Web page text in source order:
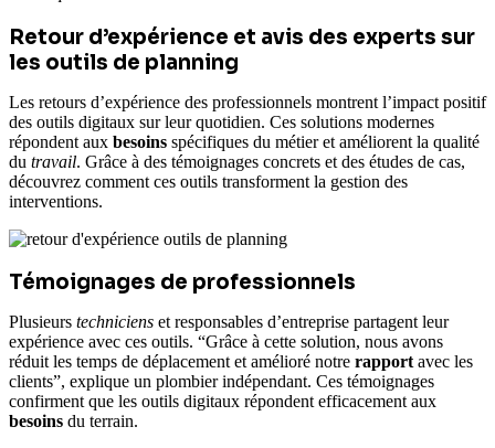
Retour d’expérience et avis des experts sur
les outils de planning
Les retours d’expérience des professionnels montrent l’impact positif
des outils digitaux sur leur quotidien. Ces solutions modernes
répondent aux besoins spécifiques du métier et améliorent la qualité
du travail. Grâce à des témoignages concrets et des études de cas,
découvrez comment ces outils transforment la gestion des
interventions.
Témoignages de professionnels
Plusieurs techniciens et responsables d’entreprise partagent leur
expérience avec ces outils. “Grâce à cette solution, nous avons
réduit les temps de déplacement et amélioré notre rapport avec les
clients”, explique un plombier indépendant. Ces témoignages
confirment que les outils digitaux répondent efficacement aux
besoins du terrain.